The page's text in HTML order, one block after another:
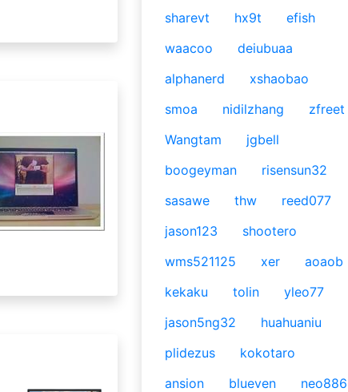
sharevt
hx9t
efish
waacoo
deiubuaa
alphanerd
xshaobao
smoa
nidilzhang
zfreet
Wangtam
jgbell
boogeyman
risensun32
sasawe
thw
reed077
jason123
shootero
wms521125
xer
aoaob
kekaku
tolin
yleo77
jason5ng32
huahuaniu
plidezus
kokotaro
ansion
blueven
neo886